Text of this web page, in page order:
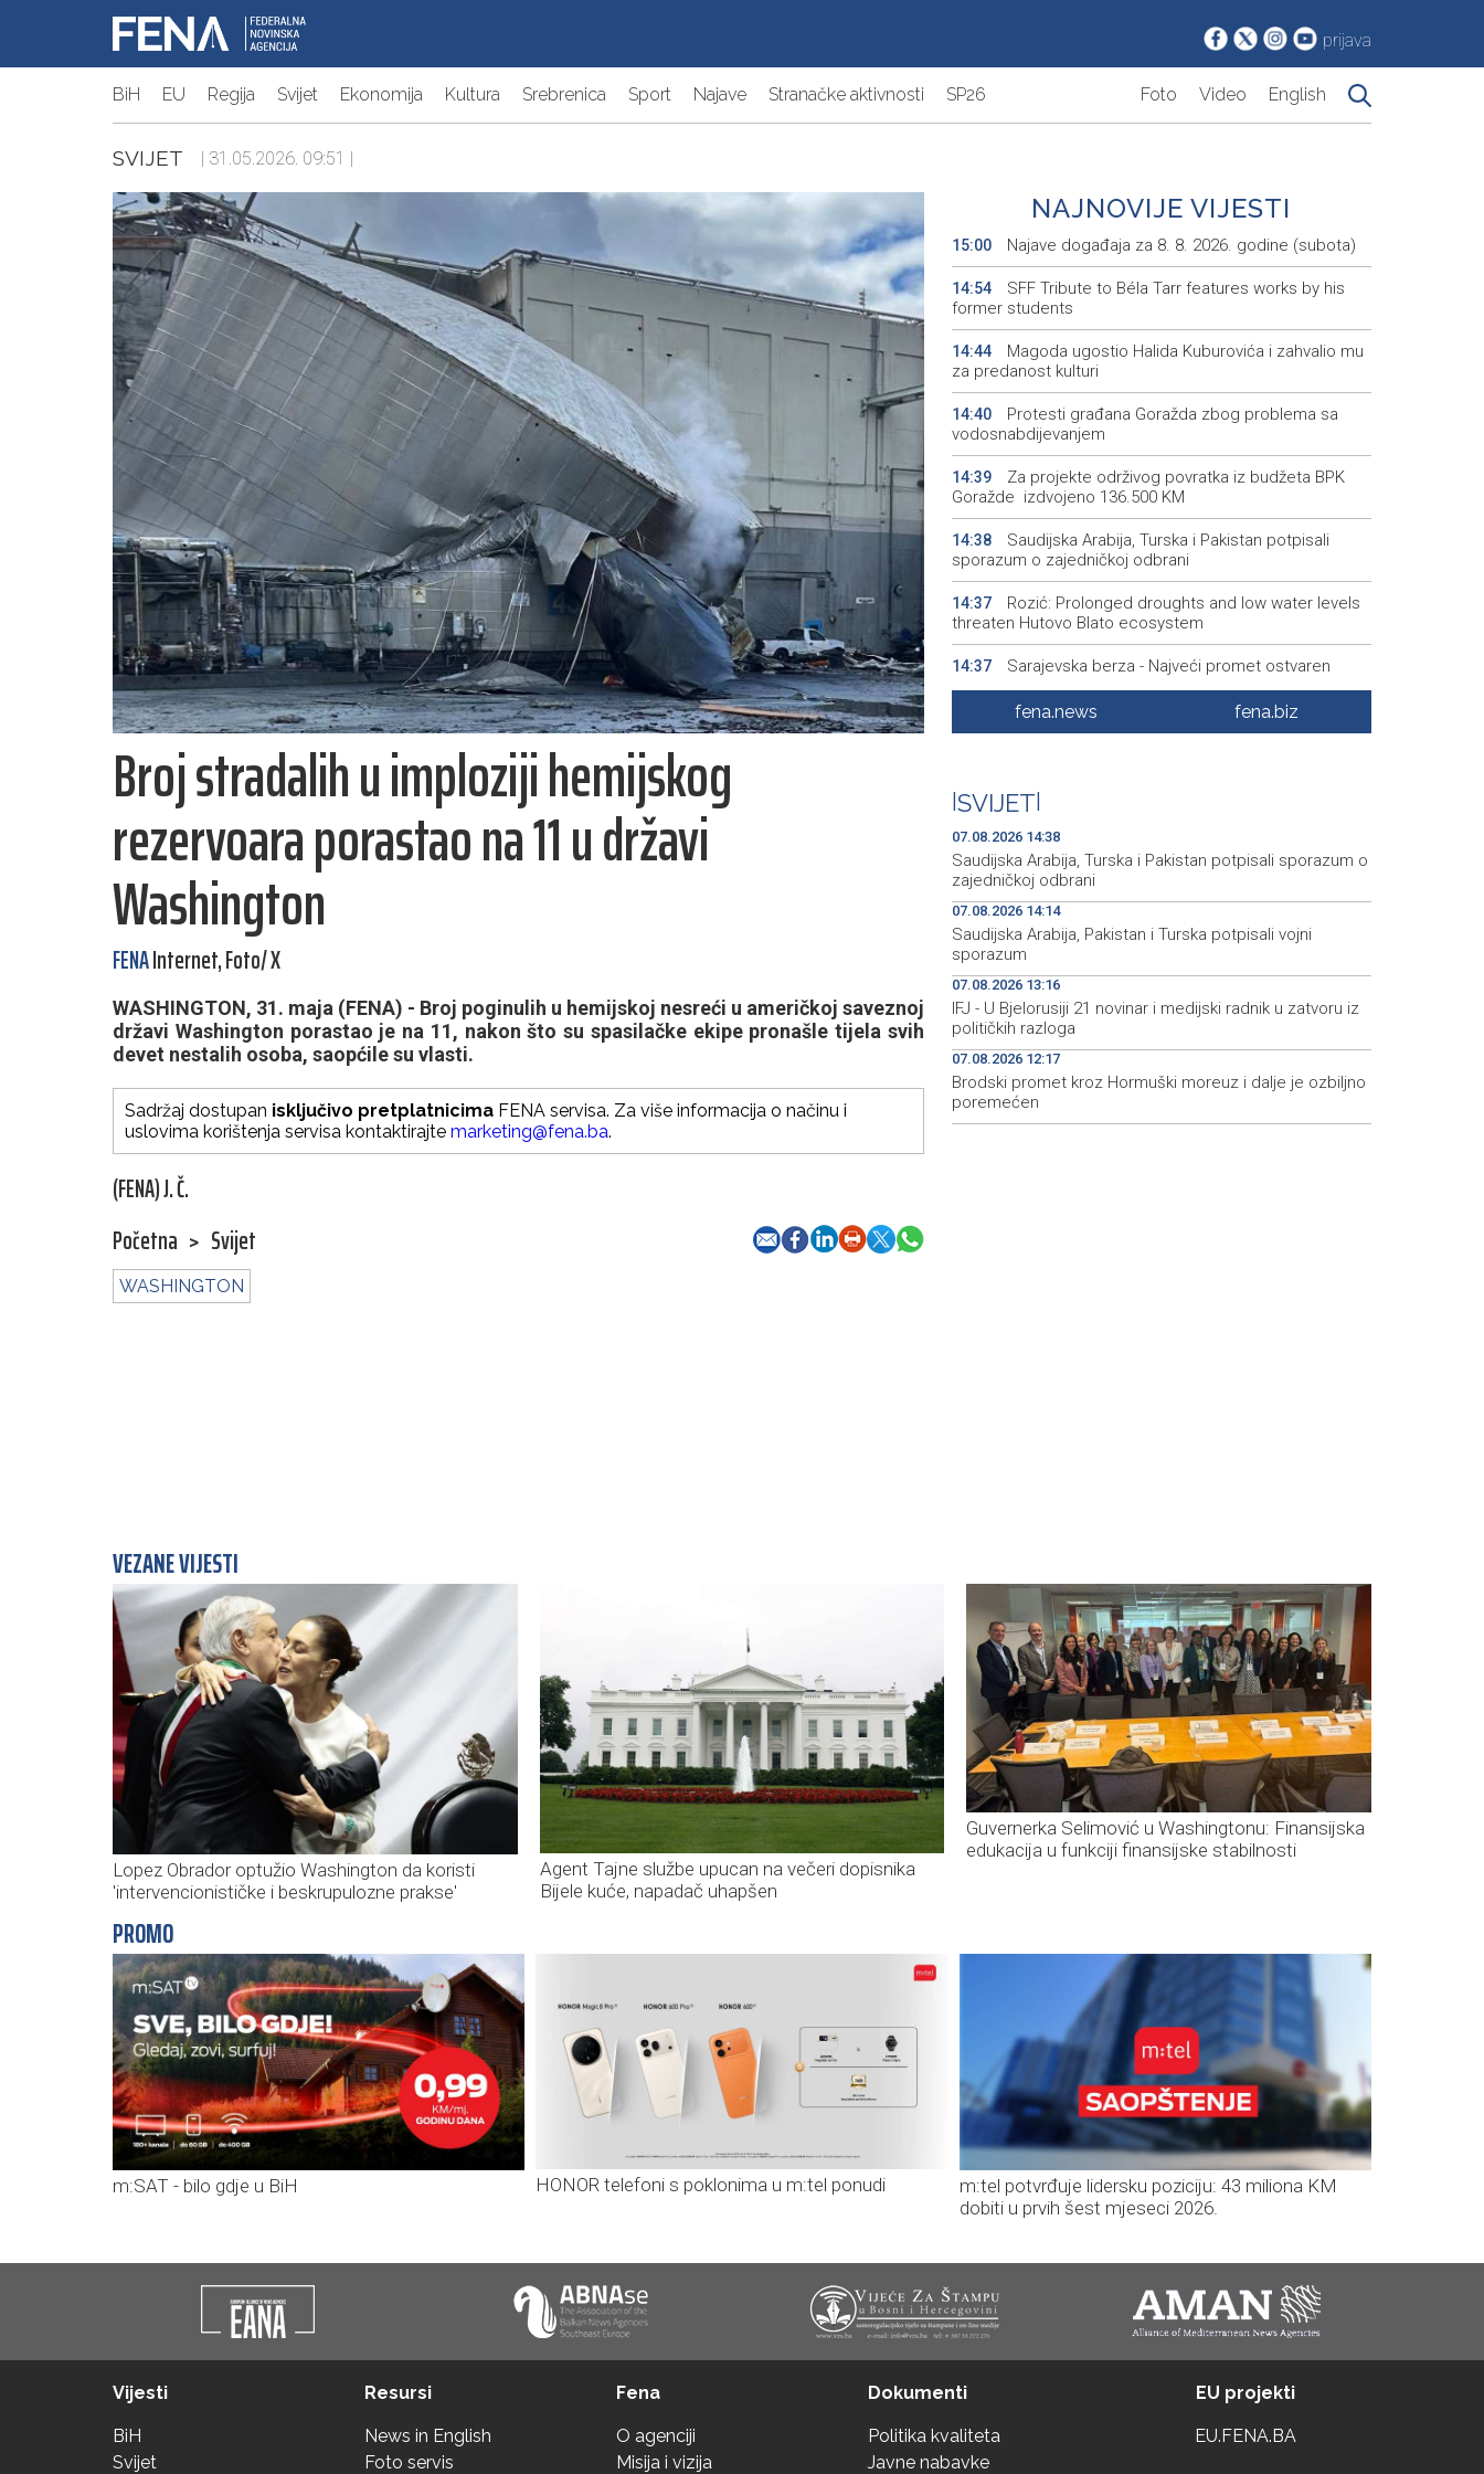
prijava
BiH EU Regija Svijet Ekonomija Kultura Srebrenica Sport Najave Stranačke aktivnosti SP26 Foto Video English
SVIJET | 31.05.2026. 09:51 |
Broj stradalih u imploziji hemijskog
rezervoara porastao na 11 u državi
Washington
FENAInternet, Foto/ X
WASHINGTON, 31. maja (FENA) - Broj poginulih u hemijskoj nesreći u američkoj saveznoj
državi Washington porastao je na 11, nakon što su spasilačke ekipe pronašle tijela svih
devet nestalih osoba, saopćile su vlasti.
Sadržaj dostupan isključivo pretplatnicima FENA servisa. Za više informacija o načinu i
uslovima korištenja servisa kontaktirajte marketing@fena.ba.
(FENA) J. Č.
Početna > Svijet
WASHINGTON
NAJNOVIJE VIJESTI
15:00 Najave događaja za 8. 8. 2026. godine (subota)
14:54
SFF Tribute to Béla Tarr features works by his
former students
14:44
Magoda ugostio Halida Kuburovića i zahvalio mu
za predanost kulturi
14:40
Protesti građana Goražda zbog problema sa
vodosnabdijevanjem
14:39
Za projekte održivog povratka iz budžeta BPK
Goražde izdvojeno 136.500 KM
14:38
Saudijska Arabija, Turska i Pakistan potpisali
sporazum o zajedničkoj odbrani
14:37
Rozić: Prolonged droughts and low water levels
threaten Hutovo Blato ecosystem
14:37
Sarajevska berza - Najveći promet ostvaren
dionicama HM Cementa
Federation of BiH launches new system to
14:16
U Bosni i Hercegovini sutra promjenljivo i
nestabilno vrijeme, poslijepodne lokalni pljuskovi
fena.news fena.biz
SVIJET
07.08.2026 14:38
Saudijska Arabija, Turska i Pakistan potpisali sporazum o
zajedničkoj odbrani
07.08.2026 14:14
Saudijska Arabija, Pakistan i Turska potpisali vojni
sporazum
07.08.2026 13:16
IFJ - U Bjelorusiji 21 novinar i medijski radnik u zatvoru iz
političkih razloga
07.08.2026 12:17
Brodski promet kroz Hormuški moreuz i dalje je ozbiljno
poremećen
VEZANE VIJESTI
Lopez Obrador optužio Washington da koristi
'intervencionističke i beskrupulozne prakse'
Agent Tajne službe upucan na večeri dopisnika
Bijele kuće, napadač uhapšen
Guvernerka Selimović u Washingtonu: Finansijska
edukacija u funkciji finansijske stabilnosti
PROMO
m:SAT - bilo gdje u BiH HONOR telefoni s poklonima u m:tel ponudi
m:tel potvrđuje lidersku poziciju: 43 miliona KM
dobiti u prvih šest mjeseci 2026.
Vijesti
BiH
Svijet
Resursi
News in English
Foto servis
Fena
O agenciji
Misija i vizija
Dokumenti
Politika kvaliteta
Javne nabavke
EU projekti
EU.FENA.BA